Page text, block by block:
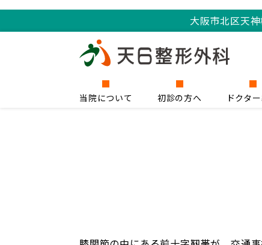
大阪市北区天
当院について 初診の方へ ドクタ